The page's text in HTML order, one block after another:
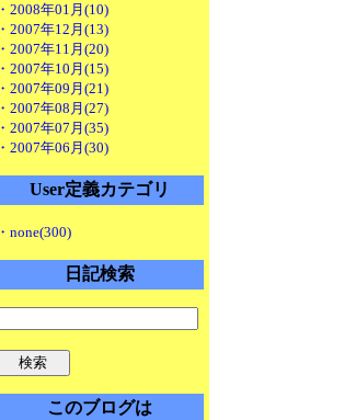
・2008年01月(10)
・2007年12月(13)
・2007年11月(20)
・2007年10月(15)
・2007年09月(21)
・2007年08月(27)
・2007年07月(35)
・2007年06月(30)
User定義カテゴリ
・none(300)
日記検索
このブログは